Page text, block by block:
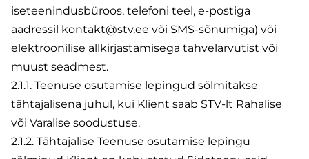
iseteenindusbüroos, telefoni teel, e-postiga
aadressil kontakt@stv.ee või SMS-sõnumiga) või
elektroonilise allkirjastamisega tahvelarvutist või
muust seadmest.
2.1.1. Teenuse osutamise lepingud sõlmitakse
tähtajalisena juhul, kui Klient saab STV-lt Rahalise
või Varalise soodustuse.
2.1.2. Tähtajalise Teenuse osutamise lepingu